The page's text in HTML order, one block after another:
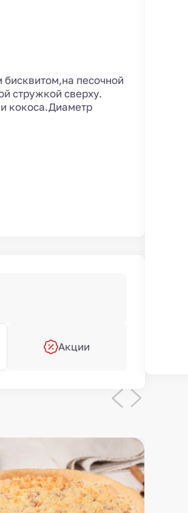
песочной
стружкой сверху.
кокоса.Диаметр
Акции